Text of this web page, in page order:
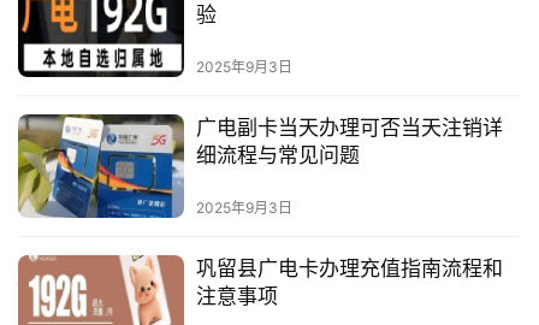
验
2025年9月3日
广电副卡当天办理可否当天注销详
细流程与常见问题
2025年9月3日
巩留县广电卡办理充值指南流程和
注意事项